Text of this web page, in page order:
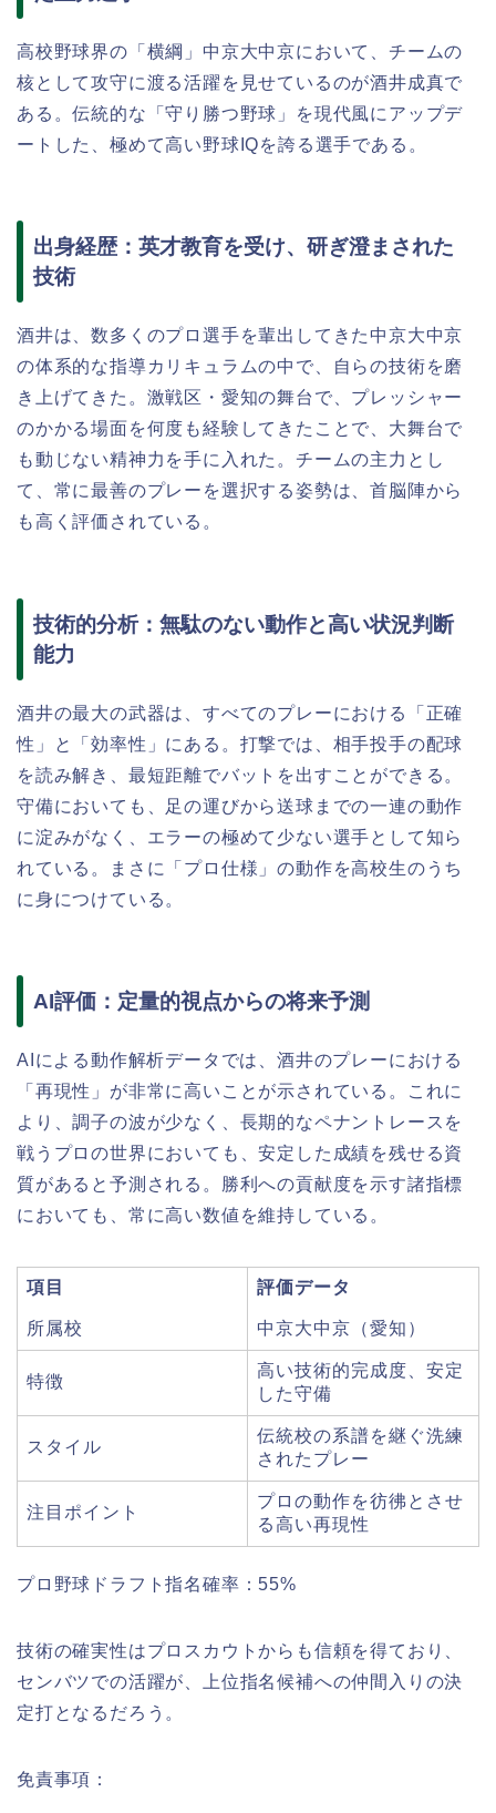
高校野球界の「横綱」中京大中京において、チームの
核として攻守に渡る活躍を見せているのが酒井成真で
ある。伝統的な「守り勝つ野球」を現代風にアップデ
ートした、極めて高い野球IQを誇る選手である。
出身経歴：英才教育を受け、研ぎ澄まされた
技術
酒井は、数多くのプロ選手を輩出してきた中京大中京
の体系的な指導カリキュラムの中で、自らの技術を磨
き上げてきた。激戦区・愛知の舞台で、プレッシャー
のかかる場面を何度も経験してきたことで、大舞台で
も動じない精神力を手に入れた。チームの主力とし
て、常に最善のプレーを選択する姿勢は、首脳陣から
も高く評価されている。
技術的分析：無駄のない動作と高い状況判断
能力
酒井の最大の武器は、すべてのプレーにおける「正確
性」と「効率性」にある。打撃では、相手投手の配球
を読み解き、最短距離でバットを出すことができる。
守備においても、足の運びから送球までの一連の動作
に淀みがなく、エラーの極めて少ない選手として知ら
れている。まさに「プロ仕様」の動作を高校生のうち
に身につけている。
AI評価：定量的視点からの将来予測
AIによる動作解析データでは、酒井のプレーにおける
「再現性」が非常に高いことが示されている。これに
より、調子の波が少なく、長期的なペナントレースを
戦うプロの世界においても、安定した成績を残せる資
質があると予測される。勝利への貢献度を示す諸指標
においても、常に高い数値を維持している。
項目 評価データ
所属校 中京大中京（愛知）
特徴
高い技術的完成度、安定
した守備
スタイル
伝統校の系譜を継ぐ洗練
されたプレー
注目ポイント
プロの動作を彷彿とさせ
る高い再現性
プロ野球ドラフト指名確率：55%
技術の確実性はプロスカウトからも信頼を得ており、
センバツでの活躍が、上位指名候補への仲間入りの決
定打となるだろう。
免責事項：